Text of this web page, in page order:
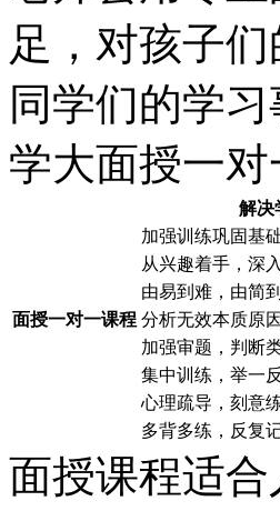
足，对孩子
同学们的学习
学大面授一对
面授一对一课程
解决
加强训练巩固基
从兴趣着手，深
由易到难，由简
分析无效本质原
加强审题，判断
集中训练，举一
心理疏导，刻意
多背多练，反复
面授课程适合